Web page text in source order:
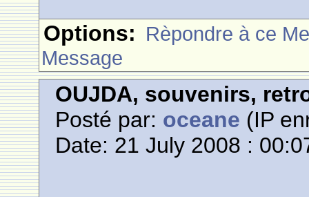
Options: Rèpondre à ce
Message
OUJDA, souvenirs,
Posté par: oceane (IP
Date: 21 July 2008 :